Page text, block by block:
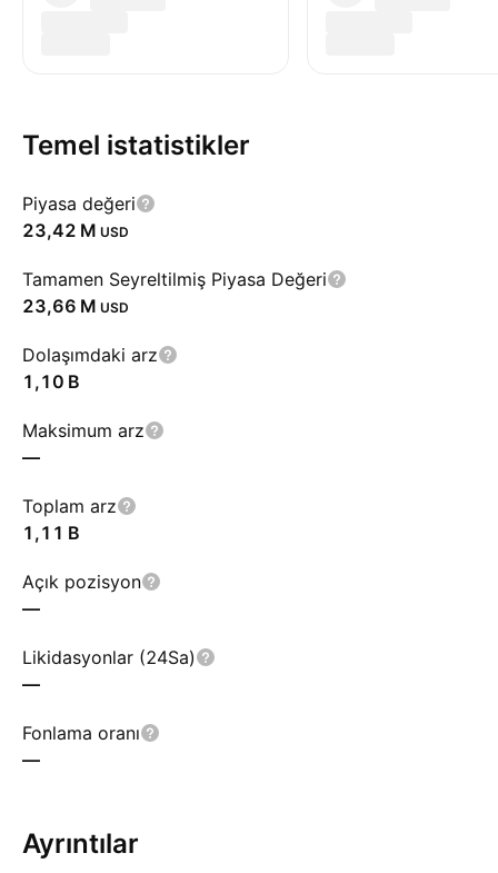
Temel istatistikler
Piyasa değeri
‪23,42 M‬ USD
Tamamen Seyreltilmiş Piyasa Değeri
‪23,66 M‬ USD
Dolaşımdaki arz
‪1,10 B‬
Maksimum arz
—
Toplam arz
‪1,11 B‬
Açık pozisyon
—
Likidasyonlar (24Sa)
—
Fonlama oranı
—
Ayrıntılar